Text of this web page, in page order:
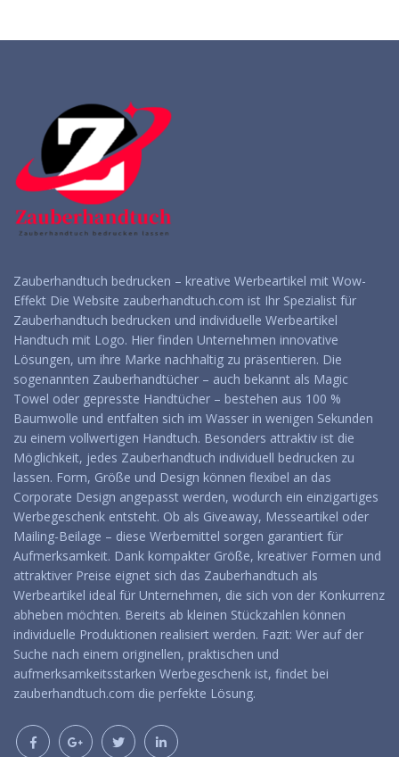
anfragen
anfragen
Zauberhandtuch bedrucken – kreative Werbeartikel mit Wow-
Effekt Die Website zauberhandtuch.com ist Ihr Spezialist für
Zauberhandtuch bedrucken und individuelle Werbeartikel
Handtuch mit Logo. Hier finden Unternehmen innovative
Lösungen, um ihre Marke nachhaltig zu präsentieren. Die
sogenannten Zauberhandtücher – auch bekannt als Magic
Towel oder gepresste Handtücher – bestehen aus 100 %
Baumwolle und entfalten sich im Wasser in wenigen Sekunden
zu einem vollwertigen Handtuch. Besonders attraktiv ist die
Möglichkeit, jedes Zauberhandtuch individuell bedrucken zu
lassen. Form, Größe und Design können flexibel an das
Corporate Design angepasst werden, wodurch ein einzigartiges
Werbegeschenk entsteht. Ob als Giveaway, Messeartikel oder
Mailing-Beilage – diese Werbemittel sorgen garantiert für
Aufmerksamkeit. Dank kompakter Größe, kreativer Formen und
attraktiver Preise eignet sich das Zauberhandtuch als
Werbeartikel ideal für Unternehmen, die sich von der Konkurrenz
abheben möchten. Bereits ab kleinen Stückzahlen können
individuelle Produktionen realisiert werden. Fazit: Wer auf der
Suche nach einem originellen, praktischen und
aufmerksamkeitsstarken Werbegeschenk ist, findet bei
zauberhandtuch.com die perfekte Lösung.